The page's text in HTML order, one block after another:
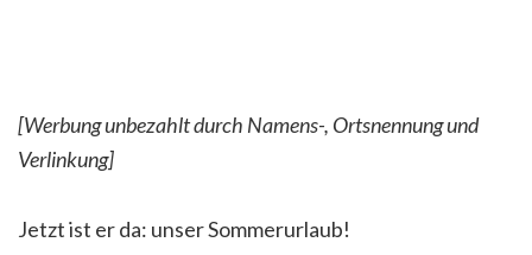
[Werbung unbezahlt durch Namens-, Ortsnennung und
Verlinkung]
Jetzt ist er da: unser Sommerurlaub!